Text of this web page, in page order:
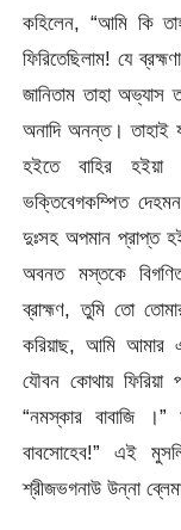
কহিলেন, “আমি কি
ফিরিতেছিলাম! যে
জানিতাম তাহা অভ্যাস
অনাদি অনন্ত। তাহাই
হইতে বাহির হইয়া
ভক্তিবেগকম্পিত
দুঃসহ অপমান প্রাপ্ত
অবনত মস্তকে
ব্রাহ্মণ, তুমি তো
করিয়াছ, আমি আমার
যৌবন কোথায় ফিরিয়া
“নমস্কার বাবাজি
বাবসোহেব!”এই
শ্রীজভগনাউ উন্না